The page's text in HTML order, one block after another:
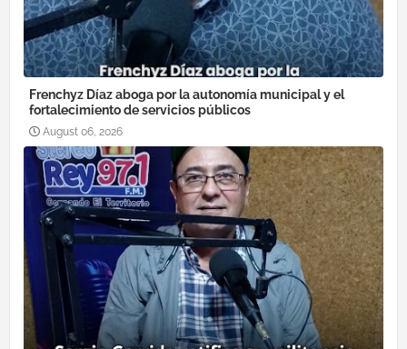
Frenchyz Díaz aboga por la autonomía municipal y el
fortalecimiento de servicios públicos
August 06, 2026